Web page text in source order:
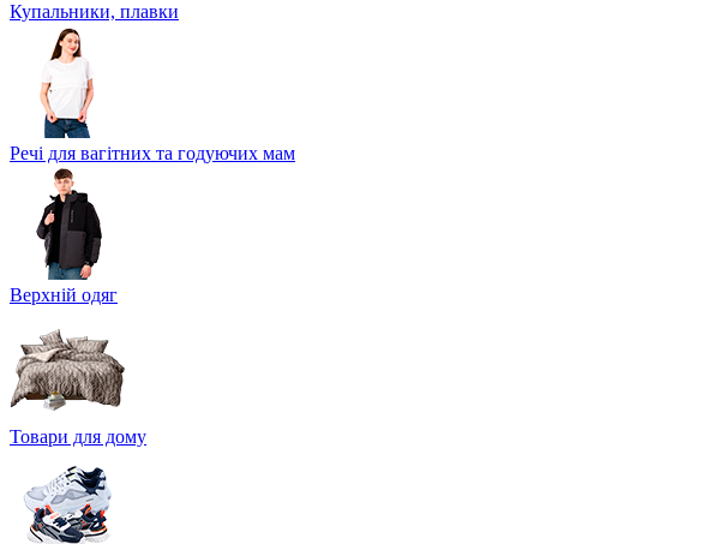
Купальники, плавки
Речі для вагітних та годуючих мам
Верхній одяг
Товари для дому